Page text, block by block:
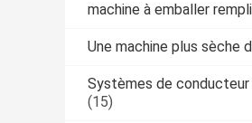
machine à emballer
Une machine plus sèche
Systèmes de
(15)